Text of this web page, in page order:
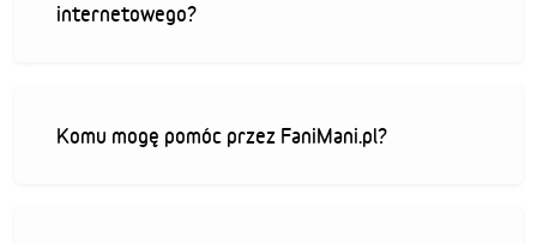
internetowego?
Komu mogę pomóc przez FaniMani.pl?